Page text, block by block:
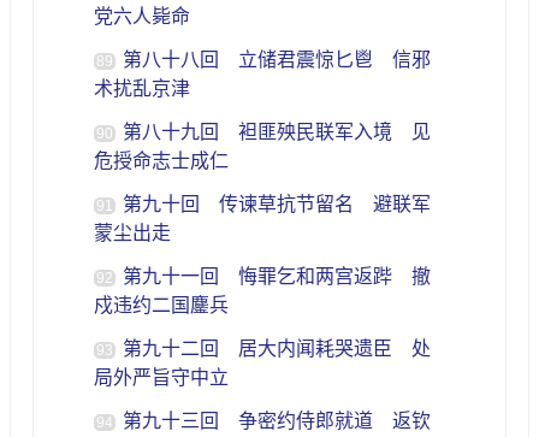
党六人毙命
89
第八十八回 立储君震惊匕鬯 信邪
术扰乱京津
90
第八十九回 袒匪殃民联军入境 见
危授命志士成仁
91
第九十回 传谏草抗节留名 避联军
蒙尘出走
92
第九十一回 悔罪乞和两宫返跸 撤
戍违约二国鏖兵
93
第九十二回 居大内闻耗哭遗臣 处
局外严旨守中立
94
第九十三回 争密约侍郎就道 返钦